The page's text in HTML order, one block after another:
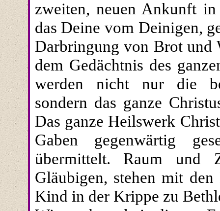
zweiten, neuen Ankunft
das Deine vom Deinigen,
Darbringung von Brot
dem Gedächtnis des
werden nicht nur die
sondern das ganze
Das ganze Heilswerk
Gaben gegenwärtig
übermittelt. Raum
Gläubigen, stehen mit
Kind in der Krippe zu